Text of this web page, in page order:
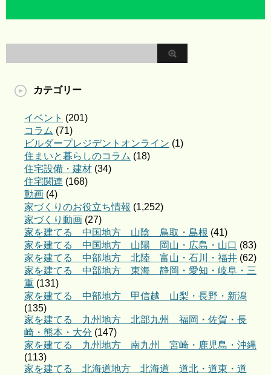
カテゴリー
イベント (201)
コラム (71)
ビルダープレジデントオンライン (1)
住まいと暮らしのコラム (18)
住宅設備・建材 (34)
住宅関連 (168)
動画 (4)
家づくりのお役立ち情報 (1,252)
家づくり動画 (27)
家を建てる 中国地方 山陰 鳥取・島根 (41)
家を建てる 中国地方 山陽 岡山・広島・山口 (83)
家を建てる 中部地方 北陸 富山・石川・福井 (62)
家を建てる 中部地方 東海 静岡・愛知・岐阜・三
重 (131)
家を建てる 中部地方 甲信越 山梨・長野・新潟
(135)
家を建てる 九州地方 北部九州 福岡・佐賀・長
崎・熊本・大分 (147)
家を建てる 九州地方 南九州 宮崎・鹿児島・沖縄
(113)
家を建てる 北海道地方 北海道 道北・道東・道